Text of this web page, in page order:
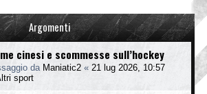
Argomenti
cinesi e scommesse sull’hockey
da Maniatic2 « 21 lug 2026, 10:57
sport